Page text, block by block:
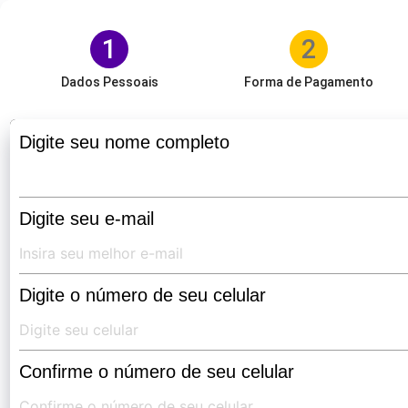
1
Dados Pessoais
2
Forma de Pagamento
Digite seu nome completo
Digite seu e-mail
Digite o número de seu celular
Confirme o número de seu celular